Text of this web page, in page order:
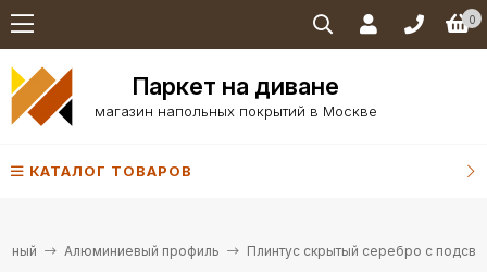
0
Паркет на диване
магазин напольных покрытий в Москве
КАТАЛОГ ТОВАРОВ
Алюминиевый профиль Плинтус скрытый серебро с